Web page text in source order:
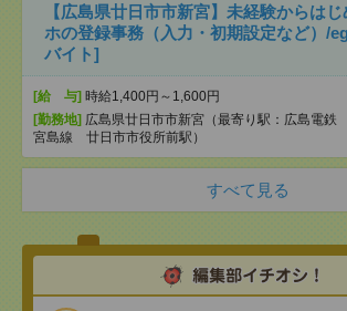
【広島県廿日市市新宮】未経験からは
ホの登録事務（入力・初期設定など）/
バイト]
[給 与] 時給1,400円～1,600円
[勤務地] 広島県廿日市市新宮（最寄り駅：広島電鉄
宮島線 廿日市市役所前駅）
すべて見る